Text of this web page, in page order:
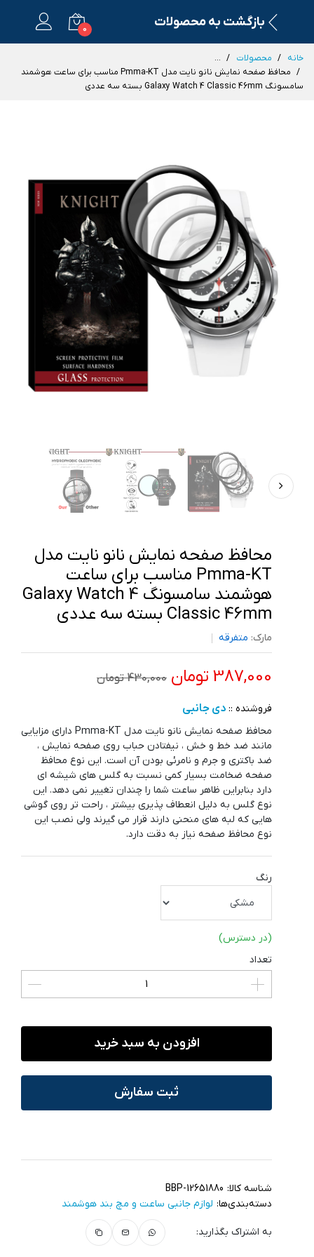
بازگشت به محصولات 0
خانه محصولات
...
محافظ صفحه نمایش نانو نایت مدل Pmma-KT مناسب برای ساعت هوشمند
سامسونگ Galaxy Watch 4 Classic 46mm بسته سه عددی
محافظ صفحه نمایش نانو نایت مدل
Pmma-KT مناسب برای ساعت
هوشمند سامسونگ Galaxy Watch 4
Classic 46mm بسته سه عددی
مارک: متفرقه
387,000 تومان 430,000 تومان
فروشنده :: دی جانبی
محافظ صفحه نمایش نانو نایت مدل Pmma-KT دارای مزایایی
مانند ضد خط و خش ، نیفتادن حباب روی صفحه نمایش ،
ضد باکتری و جرم و نامرئی بودن آن است. این نوع محافظ
صفحه ضخامت بسیار کمی نسبت به گلس های شیشه ای
دارد بنابراین ظاهر ساعت شما را چندان تغییر نمی دهد. این
نوع گلس به دلیل انعطاف پذیری بیشتر ، راحت تر روی گوشی
هایی که لبه های منحنی دارند قرار می گیرند ولی نصب این
نوع محافظ صفحه نیاز به دقت دارد.
رنگ
(در دسترس)
تعداد
افزودن به سبد خرید
ثبت سفارش
شناسه کالا: BBP-12651880
دسته‌بندی‌ها: لوازم جانبی ساعت و مچ بند هوشمند
به اشتراک بگذارید: